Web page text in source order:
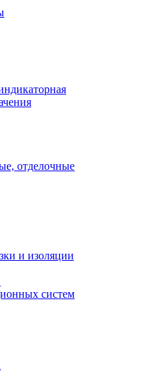
отделочные
и изоляции
систем